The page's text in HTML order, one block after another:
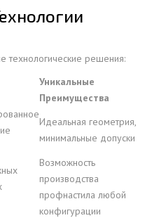
технологические решения:
Уникальные
Преимущества
Идеальная геометрия,
минимальные допуски
Возможность
производства
профнастила любой
конфигурации